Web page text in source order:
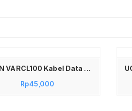
VIVAN VARCL100 Kabel Data USB Type C to Lightning 1M Fast Charging Kabel Charger iPhone Kabel Data Apple Elastis Anti Kusut untuk iPhone 11 12 13 14 15 iPad AirPods Transfer Data Cepat Koneksi Stabil Original
Rp45,000